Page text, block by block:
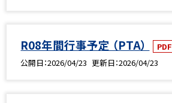
R08年間行事予定 （PTA）
PDF
公開日 2026/04/23 更新日 2026/04/23